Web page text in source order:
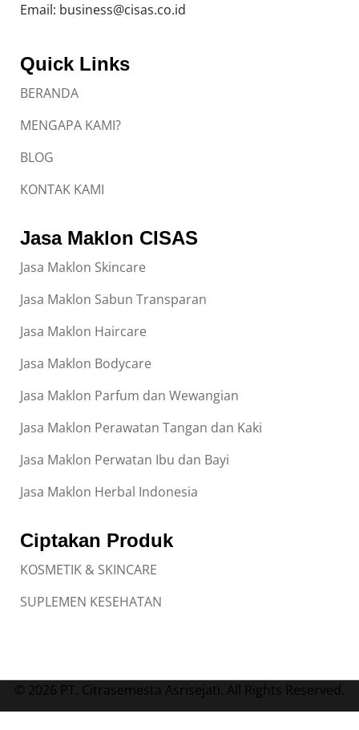
Email: business@cisas.co.id
Quick Links
BERANDA
MENGAPA KAMI?
BLOG
KONTAK KAMI
Jasa Maklon CISAS
Jasa Maklon Skincare
Jasa Maklon Sabun Transparan
Jasa Maklon Haircare
Jasa Maklon Bodycare
Jasa Maklon Parfum dan Wewangian
Jasa Maklon Perawatan Tangan dan Kaki
Jasa Maklon Perwatan Ibu dan Bayi
Jasa Maklon Herbal Indonesia
Ciptakan Produk
KOSMETIK & SKINCARE
SUPLEMEN KESEHATAN
© 2026 PT. Citrasemesta Asrisejati. All Rights Reserved.